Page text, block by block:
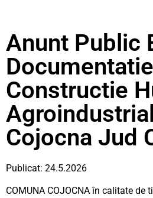
Anunt Public
Constructie
Cojocna Jud
Publicat: 24.5.2026
COMUNA COJOCNA în calitate de